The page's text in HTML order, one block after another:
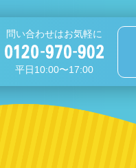
問い合わせはお気軽に
平日10:00〜17:00